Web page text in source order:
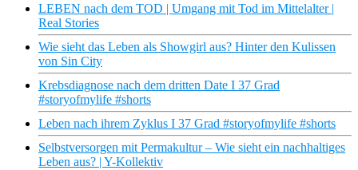
LEBEN nach dem TOD | Umgang mit Tod im Mittelalter |
Real Stories
Wie sieht das Leben als Showgirl aus? Hinter den Kulissen
von Sin City
Krebsdiagnose nach dem dritten Date I 37 Grad
#storyofmylife #shorts
Leben nach ihrem Zyklus I 37 Grad #storyofmylife #shorts
Selbstversorgen mit Permakultur – Wie sieht ein nachhaltiges
Leben aus? | Y-Kollektiv